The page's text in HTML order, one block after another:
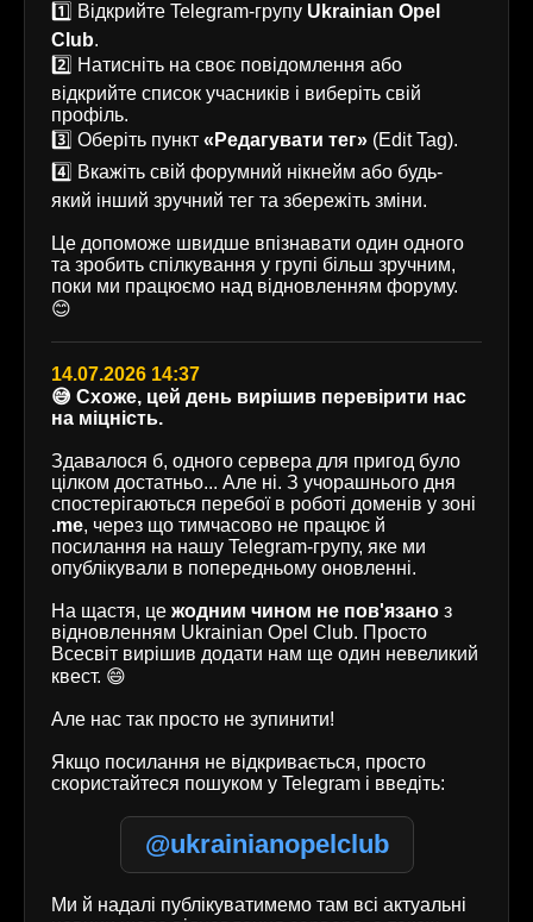
1️⃣ Відкрийте Telegram-групу Ukrainian Opel
Club.
2️⃣ Натисніть на своє повідомлення або
відкрийте список учасників і виберіть свій
профіль.
3️⃣ Оберіть пункт «Редагувати тег» (Edit Tag).
4️⃣ Вкажіть свій форумний нікнейм або будь-
який інший зручний тег та збережіть зміни.
Це допоможе швидше впізнавати один одного
та зробить спілкування у групі більш зручним,
поки ми працюємо над відновленням форуму.
😊
14.07.2026 14:37
😅 Схоже, цей день вирішив перевірити нас
на міцність.
Здавалося б, одного сервера для пригод було
цілком достатньо... Але ні. З учорашнього дня
спостерігаються перебої в роботі доменів у зоні
.me, через що тимчасово не працює й
посилання на нашу Telegram-групу, яке ми
опублікували в попередньому оновленні.
На щастя, це жодним чином не пов'язано з
відновленням Ukrainian Opel Club. Просто
Всесвіт вирішив додати нам ще один невеликий
квест. 😄
Але нас так просто не зупинити!
Якщо посилання не відкривається, просто
скористайтеся пошуком у Telegram і введіть:
@ukrainianopelclub
Ми й надалі публікуватимемо там всі актуальні